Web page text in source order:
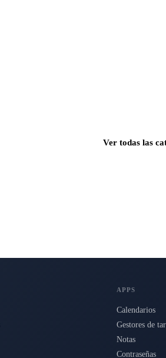
Ver todas las
APPS
Calendarios
Gestores de
Notas
Contraseñas